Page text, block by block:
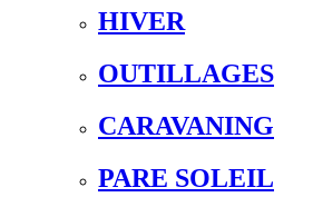
HIVER
OUTILLAGES
CARAVANING
PARE SOLEIL